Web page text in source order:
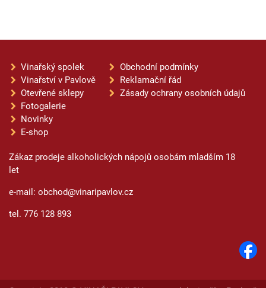
Vinařský spolek
Vinařství v Pavlově
Otevřené sklepy
Fotogalerie
Novinky
E-shop
Obchodní podmínky
Reklamační řád
Zásady ochrany osobních údajů
Zákaz prodeje alkoholických nápojů osobám mladším 18
let
e-mail: obchod@vinaripavlov.cz
tel. 776 128 893